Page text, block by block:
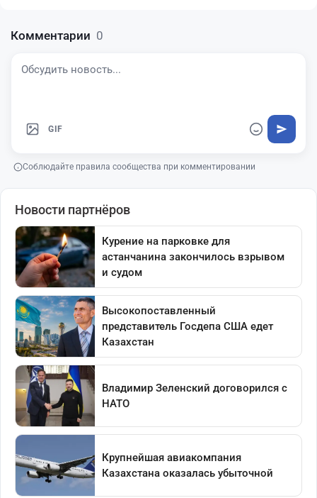
Комментарии 0
GIF
Соблюдайте правила сообщества при комментировании